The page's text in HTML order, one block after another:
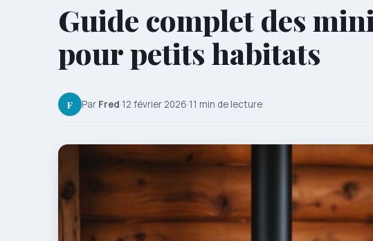
Guide complet des
pour petits habitats
F Par Fred·12 février 2026·11 min de lecture